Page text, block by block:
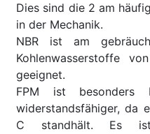
Dies sind die 2 am
in der Mechanik.
NBR ist am
Kohlenwasserstoffe
geeignet.
FPM ist besonders
widerstandsfähiger, da
C standhält. Es